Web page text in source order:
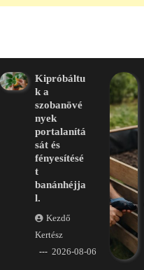
Kipróbáltu
k a
szobanövé
nyek
portalanítá
sát és
fényesítésé
t
banánhéjja
l.
Kezdő
Kertész
2026-08-06